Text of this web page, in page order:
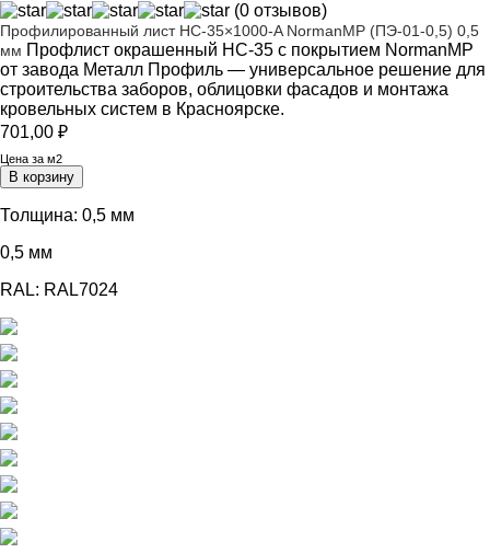
(0 отзывов)
Профилированный лист НС-35×1000-A NormanMP (ПЭ-01-0,5) 0,5
мм Профлист окрашенный НС-35 с покрытием NormanMP
от завода Металл Профиль — универсальное решение для
строительства заборов, облицовки фасадов и монтажа
кровельных систем в Красноярске.
701,00 ₽
Цена за м2
В корзину
Толщина: 0,5 мм
0,5 мм
RAL: RAL7024